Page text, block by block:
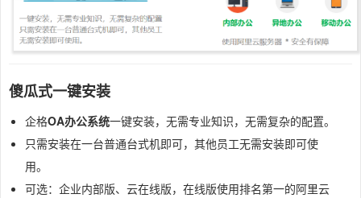
傻瓜式一键安装
企格OA办公系统一键安装，无需专业知识，无需复杂的配置。
只需安装在一台普通台式机即可，其他员工无需安装即可使
用。
可选：企业内部版、云在线版，在线版使用排名第一的阿里云